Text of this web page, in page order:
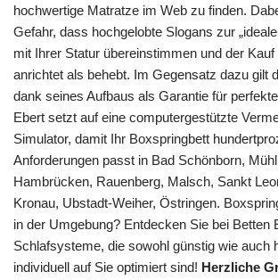
hochwertige Matratze im Web zu finden.
Gefahr, dass hochgelobte Slogans zur
mit Ihrer Statur übereinstimmen und der
anrichtet als behebt. Im Gegensatz dazu gilt
dank seines Aufbaus als Garantie für
Ebert setzt auf eine computergestützte
Simulator, damit Ihr Boxspringbett
Anforderungen passt in Bad Schönborn,
Hambrücken, Rauenberg, Malsch, Sankt
Kronau, Ubstadt-Weiher, Östringen.
in der Umgebung? Entdecken Sie bei Betten
Schlafsysteme, die sowohl günstig wie auch
individuell auf Sie optimiert sind! Herzliche